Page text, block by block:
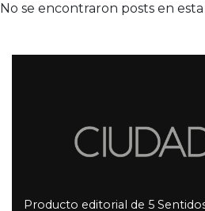
No se encontraron posts en
Producto editorial de 5